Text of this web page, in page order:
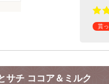
貰
サチ ココア＆ミルク